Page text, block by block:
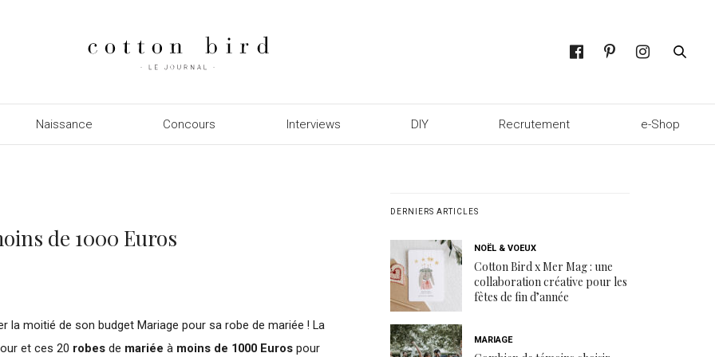
Naissance Concours Interviews DIY Recrutement e-Shop
de 1000 Euros
la moitié de son budget Mariage pour sa robe de mariée ! La
et ces 20 robes de mariée à moins de 1000 Euros pour
DERNIERS ARTICLES
NOËL & VOEUX
Cotton Bird x Mer Mag : une
collaboration créative pour les
fêtes de fin d’année
MARIAGE